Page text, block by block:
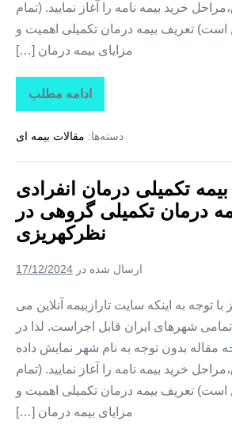
خرید بیمه نامه را آغاز نمایید. (تمام
است) تعریف بیمه درمان تکمیلی اهمیت و
مزایای بیمه درمان […]
ادامه مطلب
تاراز
بیمه
بیمه
درمان
+
بیمه
درمان
تکمیلی
گروهی
وایقان
دسته‌ها: مقالات بیمه ای
بیمه تکمیلی درمان انفرادی
درمان تکمیلی گروهی در
نظرکهریزی
ارسال شده در 17/12/2024
توجه به اینکه سایت تارازبیمه آنلاین می
تمامی شهرهای ایران قابل اجراست. لذا در
مقاله بدون توجه به نام شهر نمایش داده
خرید بیمه نامه را آغاز نمایید. (تمام
است) تعریف بیمه درمان تکمیلی اهمیت و
مزایای بیمه درمان […]